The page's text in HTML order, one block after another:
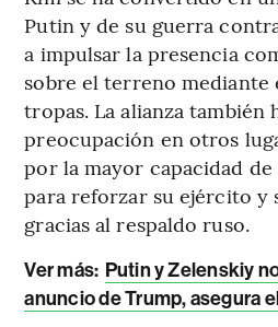
Putin y de su guerra
a impulsar la presencia
sobre el terreno mediante
tropas. La alianza también
preocupación en otros
por la mayor capacidad
para reforzar su ejército y
gracias al respaldo ruso.
Ver más: Putin y Zelenskiy
anuncio de Trump, asegura